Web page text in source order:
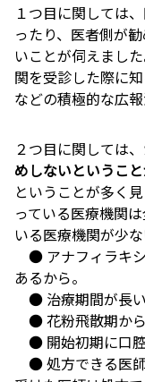
１つ目に関しては
ったり、医者側が
いことが伺えまし
関を受診した際に
などの積極的な広
２つ目に関しては、
めしないというこ
ということが多く
っている医療機関
いる医療機関が少
● アナフィラキ
あるから。
● 治療期間が長い
● 花粉飛散期から
● 開始初期に口腔
● 処方できる医